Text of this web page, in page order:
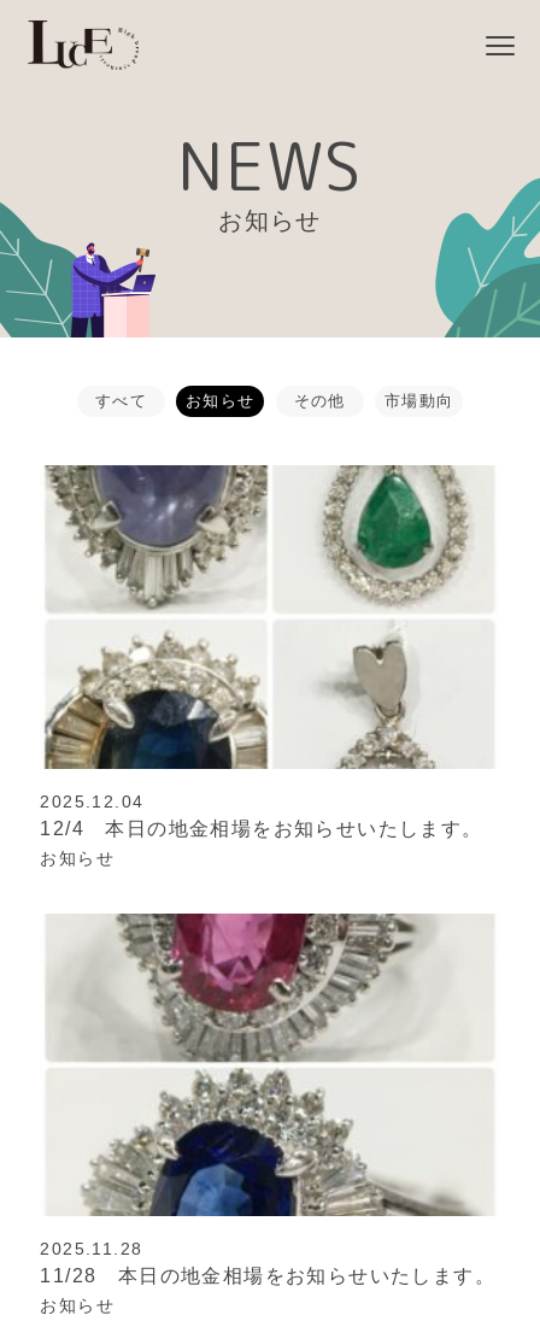
NEWS
お知らせ
すべて お知らせ その他 市場動向
2025.12.04
12/4 本日の地金相場をお知らせいたします。
お知らせ
2025.11.28
11/28 本日の地金相場をお知らせいたします。
お知らせ